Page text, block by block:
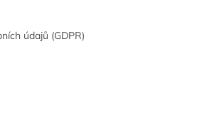
údajů (GDPR)